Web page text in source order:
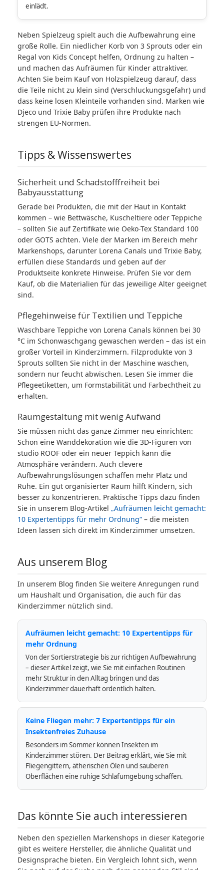
einlädt.
Neben Spielzeug spielt auch die Aufbewahrung eine
große Rolle. Ein niedlicher Korb von 3 Sprouts oder ein
Regal von Kids Concept helfen, Ordnung zu halten –
und machen das Aufräumen für Kinder attraktiver.
Achten Sie beim Kauf von Holzspielzeug darauf, dass
die Teile nicht zu klein sind (Verschluckungsgefahr) und
dass keine losen Kleinteile vorhanden sind. Marken wie
Djeco und Trixie Baby prüfen ihre Produkte nach
strengen EU-Normen.
Tipps & Wissenswertes
Sicherheit und Schadstofffreiheit bei
Babyausstattung
Gerade bei Produkten, die mit der Haut in Kontakt
kommen – wie Bettwäsche, Kuscheltiere oder Teppiche
– sollten Sie auf Zertifikate wie Oeko-Tex Standard 100
oder GOTS achten. Viele der Marken im Bereich mehr
Markenshops, darunter Lorena Canals und Trixie Baby,
erfüllen diese Standards und geben auf der
Produktseite konkrete Hinweise. Prüfen Sie vor dem
Kauf, ob die Materialien für das jeweilige Alter geeignet
sind.
Pflegehinweise für Textilien und Teppiche
Waschbare Teppiche von Lorena Canals können bei 30
°C im Schonwaschgang gewaschen werden – das ist ein
großer Vorteil in Kinderzimmern. Filzprodukte von 3
Sprouts sollten Sie nicht in der Maschine waschen,
sondern nur feucht abwischen. Lesen Sie immer die
Pflegeetiketten, um Formstabilität und Farbechtheit zu
erhalten.
Raumgestaltung mit wenig Aufwand
Sie müssen nicht das ganze Zimmer neu einrichten:
Schon eine Wanddekoration wie die 3D-Figuren von
studio ROOF oder ein neuer Teppich kann die
Atmosphäre verändern. Auch clevere
Aufbewahrungslösungen schaffen mehr Platz und
Ruhe. Ein gut organisierter Raum hilft Kindern, sich
besser zu konzentrieren. Praktische Tipps dazu finden
Sie in unserem Blog-Artikel „Aufräumen leicht gemacht:
10 Expertentipps für mehr Ordnung“ – die meisten
Ideen lassen sich direkt im Kinderzimmer umsetzen.
Aus unserem Blog
In unserem Blog finden Sie weitere Anregungen rund
um Haushalt und Organisation, die auch für das
Kinderzimmer nützlich sind.
Aufräumen leicht gemacht: 10 Expertentipps für
mehr Ordnung
Von der Sortierstrategie bis zur richtigen Aufbewahrung
– dieser Artikel zeigt, wie Sie mit einfachen Routinen
mehr Struktur in den Alltag bringen und das
Kinderzimmer dauerhaft ordentlich halten.
Keine Fliegen mehr: 7 Expertentipps für ein
Insektenfreies Zuhause
Besonders im Sommer können Insekten im
Kinderzimmer stören. Der Beitrag erklärt, wie Sie mit
Fliegengittern, ätherischen Ölen und sauberen
Oberflächen eine ruhige Schlafumgebung schaffen.
Das könnte Sie auch interessieren
Neben den speziellen Markenshops in dieser Kategorie
gibt es weitere Hersteller, die ähnliche Qualität und
Designsprache bieten. Ein Vergleich lohnt sich, wenn